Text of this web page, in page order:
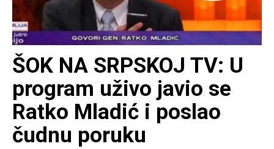
ŠOK NA SRPSKOJ TV: U
program uživo javio se
Ratko Mladić i poslao
čudnu poruku